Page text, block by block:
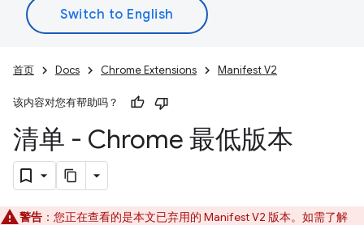
首页 Docs Chrome Extensions Manifest V2
该内容对您有帮助吗？
清单 - Chrome 最低版本
警告 ：您正在查看的是本文已弃用的 Manifest V2 版本。如需了解